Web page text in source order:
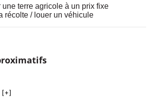
une terre agricole à un prix fixe
récolte / louer un véhicule